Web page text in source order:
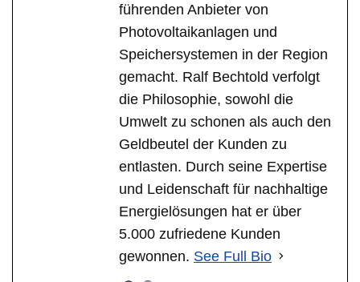
führenden Anbieter von
Photovoltaikanlagen und
Speichersystemen in der Region
gemacht. Ralf Bechtold verfolgt
die Philosophie, sowohl die
Umwelt zu schonen als auch den
Geldbeutel der Kunden zu
entlasten. Durch seine Expertise
und Leidenschaft für nachhaltige
Energielösungen hat er über
5.000 zufriedene Kunden
gewonnen. See Full Bio